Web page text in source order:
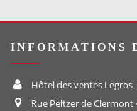
INFORMATIONS
Hôtel des ventes Legros
Rue Peltzer de Clermont